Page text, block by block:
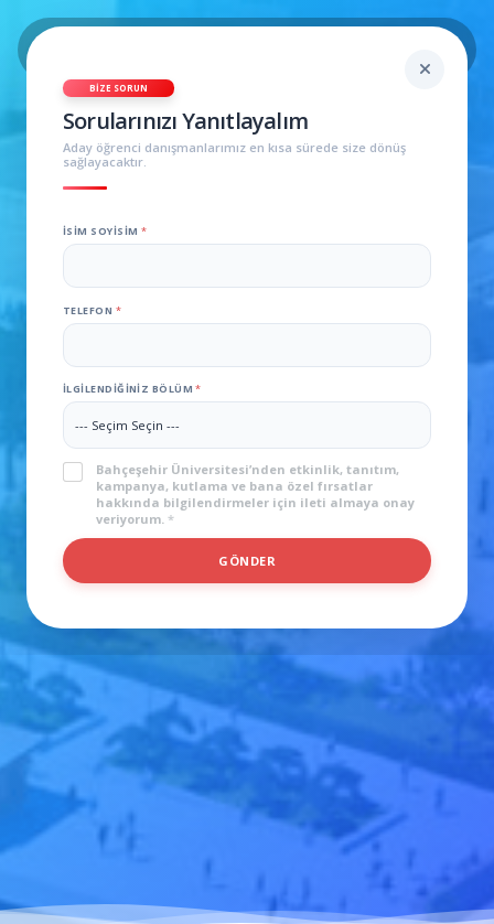
BIZE SORUN
Sorularınızı Yanıtlayalım
Aday öğrenci danışmanlarımız en kısa sürede size dönüş
sağlayacaktır.
İSIM SOYISIM *
TELEFON *
İLGILENDIĞINIZ BÖLÜM*
KVKK*
Bahçeşehir Üniversitesi’nden etkinlik, tanıtım,
kampanya, kutlama ve bana özel fırsatlar
hakkında bilgilendirmeler için ileti almaya onay
veriyorum. *
T
E
F
O
GÖNDER
BAU’lu Yönetmen Sude
Kızık Aylan Bebeğin
Filmini Çekti